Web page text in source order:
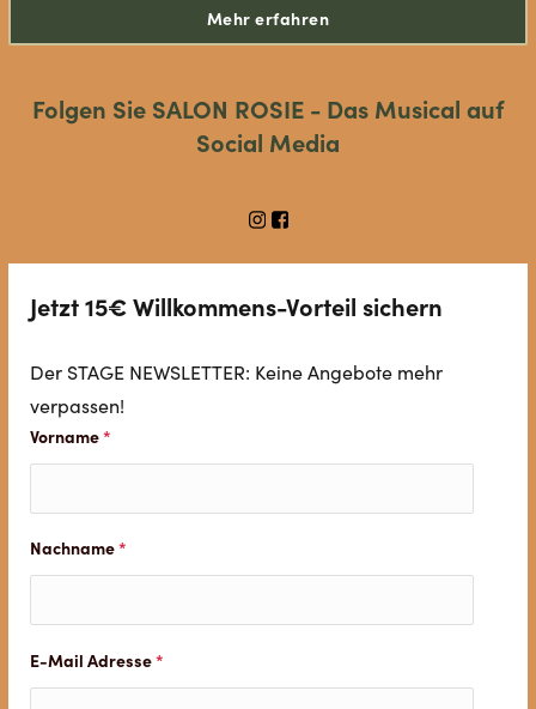
Mehr erfahren
Folgen Sie SALON ROSIE - Das Musical auf
Social Media
Jetzt 15€ Willkommens-Vorteil sichern
Der STAGE NEWSLETTER: Keine Angebote mehr
verpassen!
Vorname*
Nachname*
E-Mail Adresse*